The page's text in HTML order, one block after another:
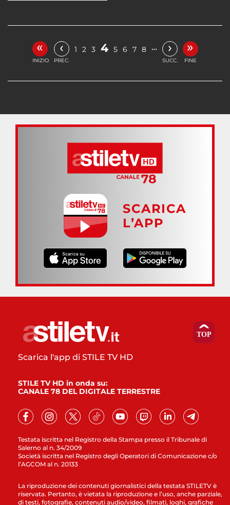
«
INIZIO
‹
PREC.
1 2 3 4 5 6 7 8 … ›
SUCC.
»
FINE
SCARICA
L’APP
Testata iscritta nel Registro della Stampa presso il Tribunale di
Salerno al n. 34/2009
Società iscritta nel Registro degli Operatori di Comunicazione c/o
l’AGCOM al n. 20133
Scarica l'app di STILE TV HD
STILE TV HD in onda su:
CANALE 78 DEL DIGITALE TERRESTRE
La riproduzione dei contenuti giornalistici della testata STILETV è
riservata. Pertanto, è vietata la riproduzione e l’uso, anche parziale,
di testi, fotografie, contenuti audio/video, filmati, loghi, grafiche